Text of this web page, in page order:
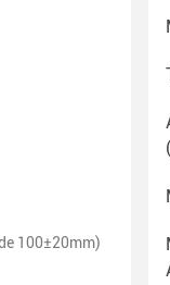
100±20mm)